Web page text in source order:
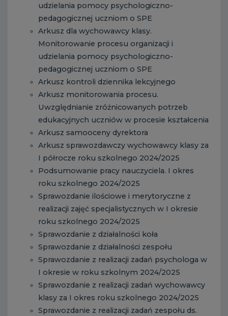
udzielania pomocy psychologiczno-
pedagogicznej uczniom o SPE
Arkusz dla wychowawcy klasy.
Monitorowanie procesu organizacji i
udzielania pomocy psychologiczno-
pedagogicznej uczniom o SPE
Arkusz kontroli dziennika lekcyjnego
Arkusz monitorowania procesu.
Uwzględnianie zróżnicowanych potrzeb
edukacyjnych uczniów w procesie kształcenia
Arkusz samooceny dyrektora
Arkusz sprawozdawczy wychowawcy klasy za
I półrocze roku szkolnego 2024/2025
Podsumowanie pracy nauczyciela. I okres
roku szkolnego 2024/2025
Sprawozdanie ilościowe i merytoryczne z
realizacji zajęć specjalistycznych w I okresie
roku szkolnego 2024/2025
Sprawozdanie z działalności koła
Sprawozdanie z działalności zespołu
Sprawozdanie z realizacji zadań psychologa w
I okresie w roku szkolnym 2024/2025
Sprawozdanie z realizacji zadań wychowawcy
klasy za I okres roku szkolnego 2024/2025
Sprawozdanie z realizacji zadań zespołu ds.